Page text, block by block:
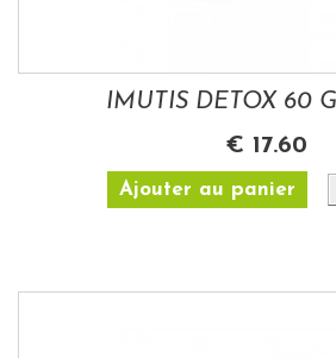
IMUTIS DETOX 60
€ 17.60
Ajouter au panier